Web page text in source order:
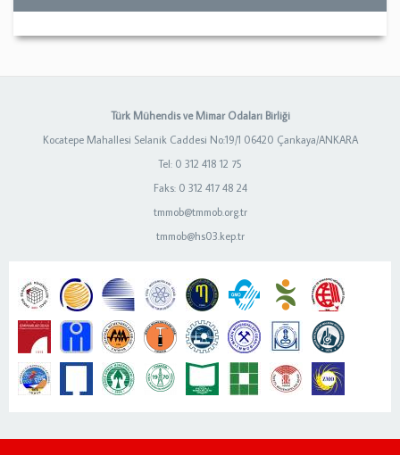
Türk Mühendis ve Mimar Odaları Birliği
Kocatepe Mahallesi Selanik Caddesi No:19/1 06420 Çankaya/ANKARA
Tel: 0 312 418 12 75
Faks: 0 312 417 48 24
tmmob@tmmob.org.tr
tmmob@hs03.kep.tr